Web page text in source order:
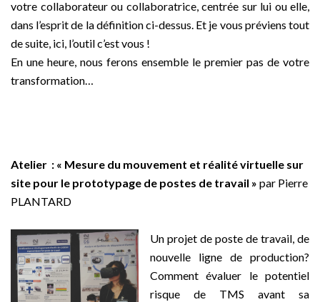
votre collaborateur ou collaboratrice, centrée sur lui ou elle,
dans l’esprit de la définition ci-dessus. Et je vous préviens tout
de suite, ici, l’outil c’est vous !
En une heure, nous ferons ensemble le premier pas de votre
transformation…
Atelier : « Mesure du mouvement et réalité virtuelle sur
site pour le prototypage de postes de travail » par Pierre
PLANTARD
Un projet de poste de travail, de
nouvelle ligne de production?
Comment évaluer le potentiel
risque de TMS avant sa